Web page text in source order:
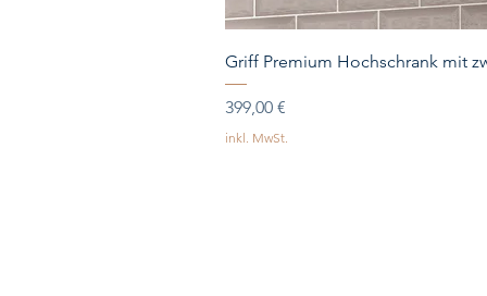
Griff Premium Hochschrank mit
Preis
399,00 €
inkl. MwSt.